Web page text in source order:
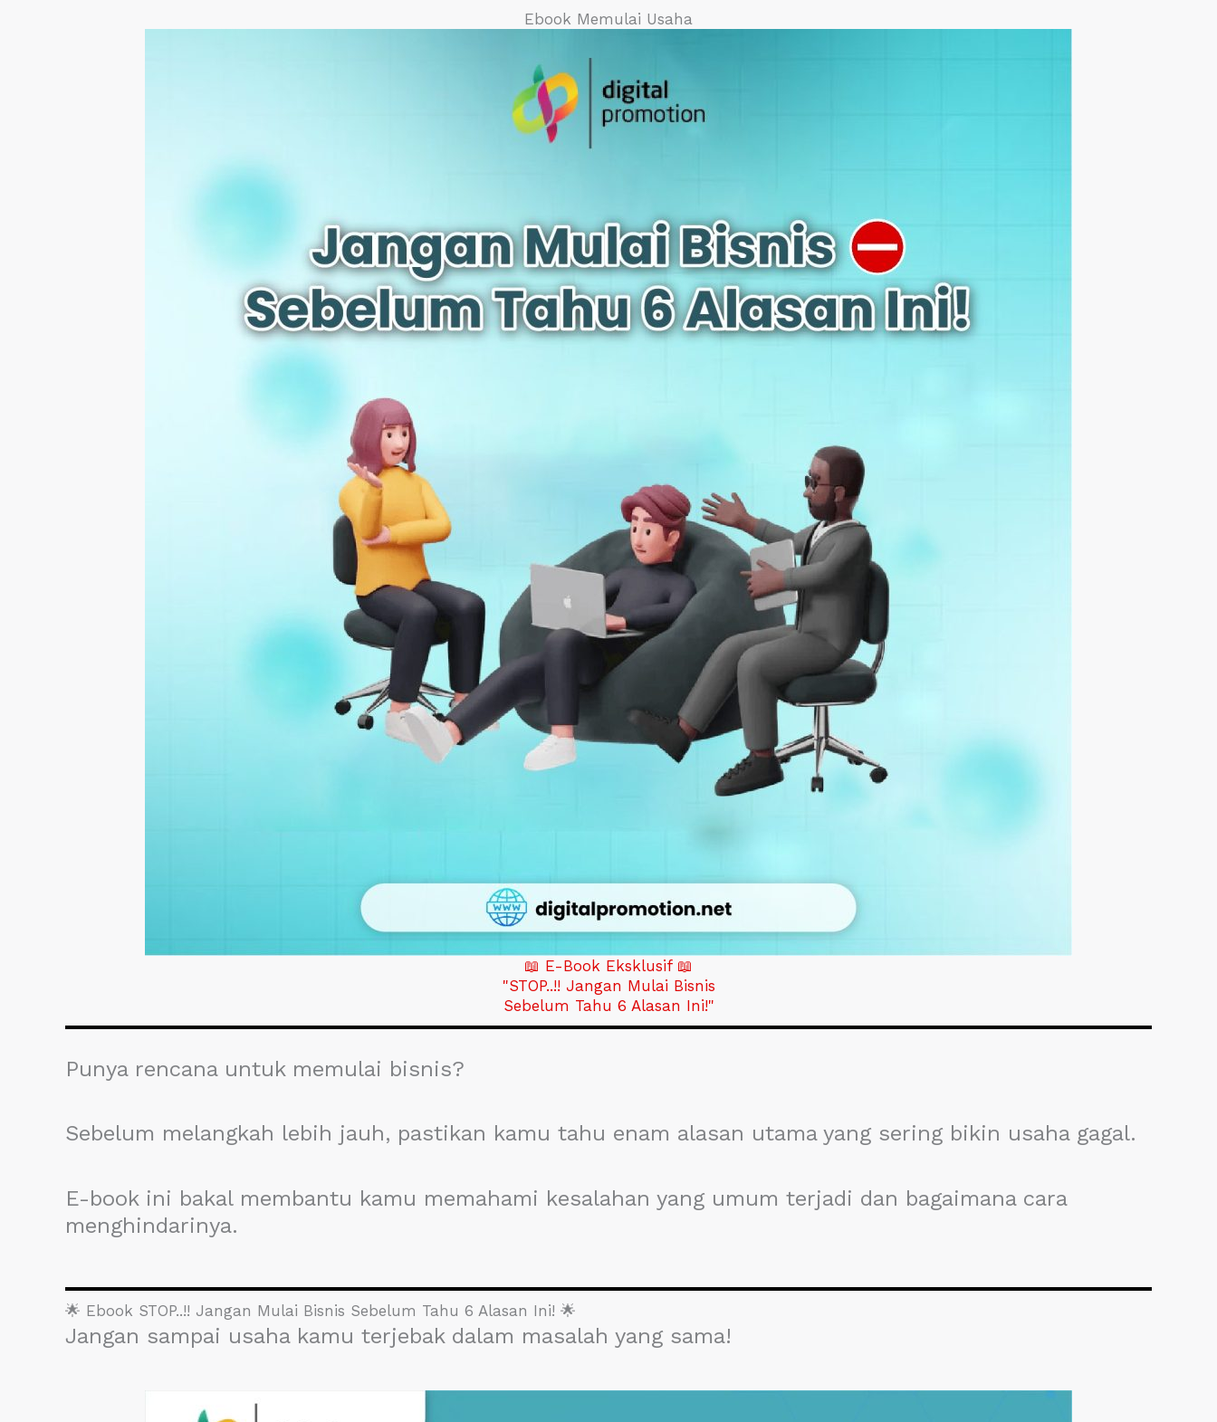
Ebook Memulai Usaha
📖 E-Book Eksklusif 📖
"STOP..!! Jangan Mulai Bisnis
Sebelum Tahu 6 Alasan Ini!"
Punya rencana untuk memulai bisnis?
Sebelum melangkah lebih jauh, pastikan kamu tahu enam alasan utama yang sering bikin usaha gagal.
E-book ini bakal membantu kamu memahami kesalahan yang umum terjadi dan bagaimana cara
menghindarinya.
🌟 Ebook STOP..!! Jangan Mulai Bisnis Sebelum Tahu 6 Alasan Ini! 🌟
Jangan sampai usaha kamu terjebak dalam masalah yang sama!